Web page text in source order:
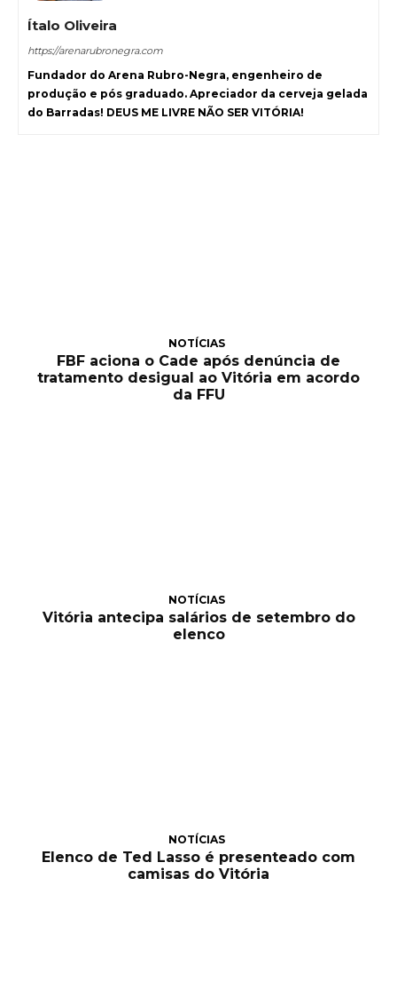
Ítalo Oliveira
https://arenarubronegra.com
Fundador do Arena Rubro-Negra, engenheiro de
produção e pós graduado. Apreciador da cerveja gelada
do Barradas! DEUS ME LIVRE NÃO SER VITÓRIA!
NOTÍCIAS
FBF aciona o Cade após denúncia de
tratamento desigual ao Vitória em acordo
da FFU
NOTÍCIAS
Vitória antecipa salários de setembro do
elenco
NOTÍCIAS
Elenco de Ted Lasso é presenteado com
camisas do Vitória